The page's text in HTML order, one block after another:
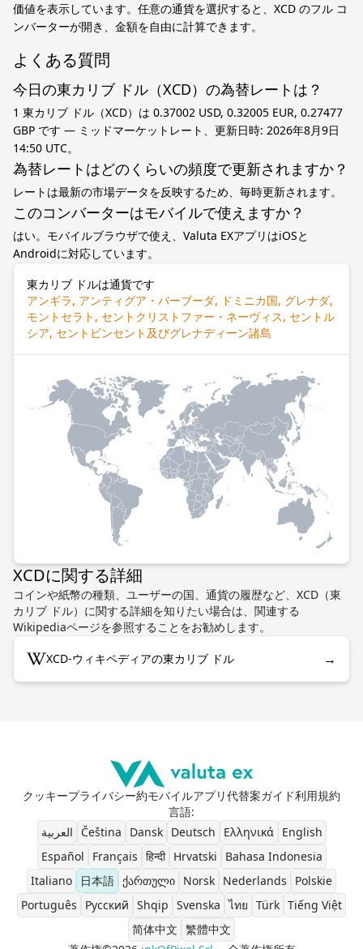
価値を表示しています。任意の通貨を選択すると、XCD のフル コ
ンバーターが開き、金額を自由に計算できます。
よくある質問
今日の東カリブ ドル（XCD）の為替レートは？
1 東カリブ ドル（XCD）は 0.37002 USD, 0.32005 EUR, 0.27477
GBP です — ミッドマーケットレート、更新日時: 2026年8月9日
14:50 UTC。
為替レートはどのくらいの頻度で更新されますか？
レートは最新の市場データを反映するため、毎時更新されます。
このコンバーターはモバイルで使えますか？
はい。モバイルブラウザで使え、Valuta EXアプリはiOSと
Androidに対応しています。
東カリブ ドルは通貨です
アンギラ, アンティグア・バーブーダ, ドミニカ国, グレナダ,
モントセラト, セントクリストファー・ネーヴィス, セントル
シア, セントビンセント及びグレナディーン諸島
XCDに関する詳細
コインや紙幣の種類、ユーザーの国、通貨の履歴など、XCD（東
カリブ ドル）に関する詳細を知りたい場合は、関連する
Wikipediaページを参照することをお勧めします。
XCD-ウィキペディアの東カリブ ドル →
クッキープライバシー約モバイルアプリ代替案ガイド利用規約
言語:
العربية
Čeština Dansk Deutsch Ελληνικά
English
Español
Français हिन्दी Hrvatski
Bahasa Indonesia
Italiano
日本語 ქართული Norsk Nederlands
Polskie
Português
Pусский Shqip Svenska ไทย Türk Tiếng Việt
简体中文 繁體中文